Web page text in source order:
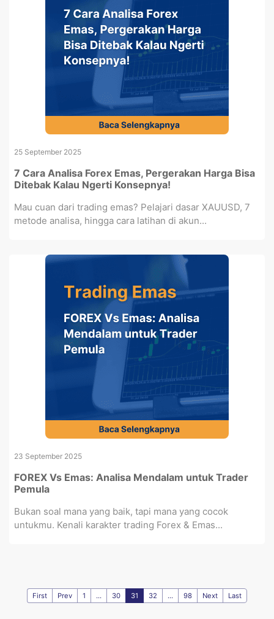
25 September 2025
7 Cara Analisa Forex Emas, Pergerakan Harga Bisa
Ditebak Kalau Ngerti Konsepnya!
Mau cuan dari trading emas? Pelajari dasar XAUUSD, 7
metode analisa, hingga cara latihan di akun...
23 September 2025
FOREX Vs Emas: Analisa Mendalam untuk Trader
Pemula
Bukan soal mana yang baik, tapi mana yang cocok
untukmu. Kenali karakter trading Forex & Emas...
First Prev 1 ... 30 31 32 ... 98 Next Last